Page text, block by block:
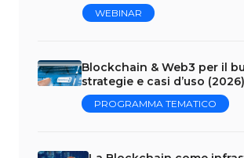
WEBINAR
Blockchain & Web3 per il
strategie e casi d’uso (2026)
PROGRAMMA TEMATICO